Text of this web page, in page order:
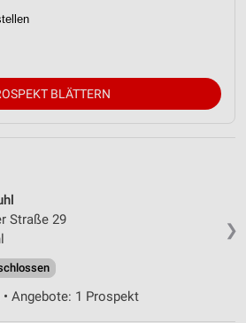
BLÄTTERN
❯
Straße 29
• Angebote: 1 Prospekt